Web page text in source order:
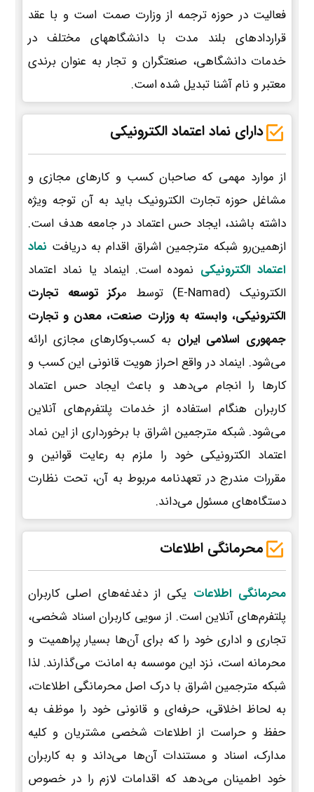
فعالیت در حوزه ترجمه از وزارت صمت است و با عقد
قراردادهای بلند مدت با دانشگاههای مختلف در
خدمات دانشگاهی، صنعتگران و تجار به عنوان برندی
معتبر و نام آشنا تبدیل شده است.
دارای نماد اعتماد الکترونیکی
از موارد مهمی که صاحبان کسب و کارهای مجازی و
مشاغل حوزه تجارت الکترونیک باید به آن توجه ویژه
داشته باشند، ایجاد حس اعتماد در جامعه هدف است.
ازهمین‌رو شبکه مترجمین اشراق اقدام به دریافت نماد
اعتماد الکترونیکی نموده است. اینماد یا نماد اعتماد
الکترونیک (E-Namad) توسط م
رکز توسعه تجارت
الکترونیکی، وابسته به وزارت صنعت، معدن و تجارت
جمهوری اسلامی ایران به کسب‌وکارهای مجازی ارائه
می‌شود. اینماد در واقع احراز هویت قانونی این کسب و
کارها را انجام می‌دهد و باعث ایجاد حس اعتماد
کاربران هنگام استفاده از خدمات پلتفرم‌های آنلاین
می‌شود. شبکه مترجمین اشراق با برخورداری از این نماد
اعتماد الکترونیکی خود را ملزم به رعایت قوانین و
مقررات مندرج در تعهدنامه مربوط به آن، تحت نظارت
دستگاه‌های مسئول می‌داند.
محرمانگی اطلاعات
محرمانگی اطلاعات یکی از دغدغه‌های اصلی کاربران
پلتفرم‌های آنلاین است. از سویی کاربران اسناد شخصی،
تجاری و اداری خود را که برای آن‌ها بسیار پراهمیت و
محرمانه است، نزد این موسسه به امانت می‌گذارند. لذا
شبکه مترجمین اشراق با درک اصل محرمانگی اطلاعات،
به لحاظ اخلاقی، حرفه‌ای و قانونی خود را موظف به
حفظ و حراست از اطلاعات شخصی مشتریان و کلیه
مدارک، اسناد و مستندات آن‌ها می‌داند و به کاربران
خود اطمینان می‌دهد که اقدامات لازم را در خصوص